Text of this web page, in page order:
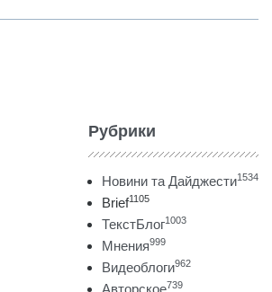
Рубрики
Новини та Дайджести1534
Brief1105
ТекстБлог1003
Мнения999
Видеоблоги962
Авторское739